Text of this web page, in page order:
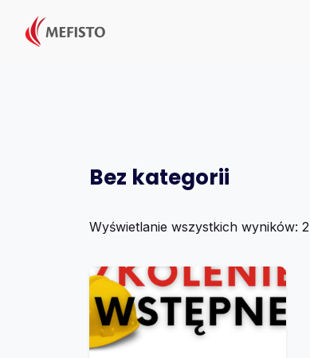
Bez kategorii
Wyświetlanie wszystkich wyników: 2